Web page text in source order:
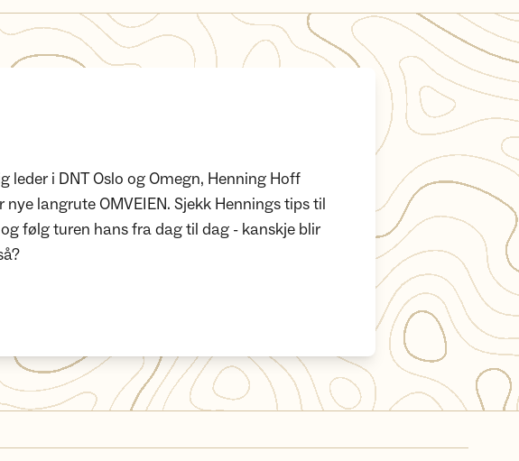
leder i DNT Oslo og Omegn, Henning Hoff
langrute OMVEIEN. Sjekk Hennings tips til
følg turen hans fra dag til dag - kanskje blir